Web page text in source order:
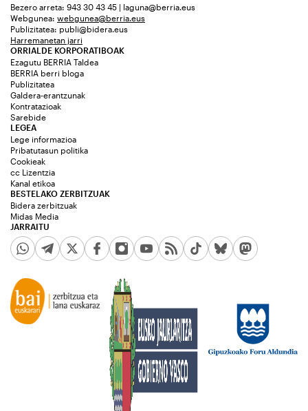
Bezero arreta: 943 30 43 45 | laguna@berria.eus
Webgunea: webgunea@berria.eus
Publizitatea: publi@bidera.eus
Harremanetan jarri
ORRIALDE KORPORATIBOAK
Ezagutu BERRIA Taldea
BERRIA berri bloga
Publizitatea
Galdera-erantzunak
Kontratazioak
Sarebide
JARRAITU
LEGEA
Lege informazioa
Pribatutasun politika
Cookieak
cc Lizentzia
Kanal etikoa
BESTELAKO ZERBITZUAK
Bidera zerbitzuak
Midas Media